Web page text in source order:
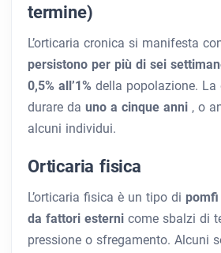
termine)
L’orticaria cronica si manifesta
persistono per più di sei
0,5% all’1% della popolazione. La
durare da uno a cinque anni , o
alcuni individui.
Orticaria fisica
L’orticaria fisica è un tipo di
da fattori esterni come sbalzi di
pressione o sfregamento. Alcuni